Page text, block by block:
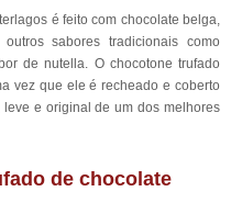
é feito com chocolate belga,
sabores tradicionais como
de nutella. O chocotone trufado
vez que ele é recheado e coberto
e original de um dos melhores
de chocolate